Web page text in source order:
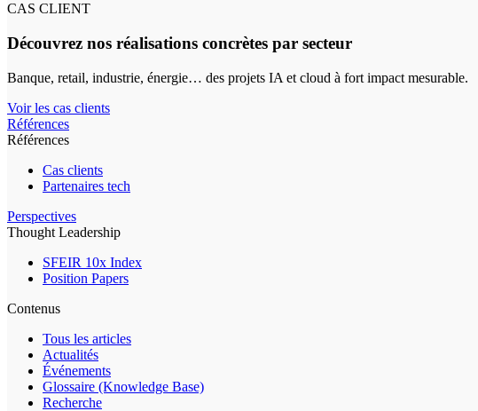
CAS CLIENT
Découvrez nos réalisations concrètes par secteur
Banque, retail, industrie, énergie… des projets IA et cloud à fort impact mesurable.
Voir les cas clients
Références
Références
Cas clients
Partenaires tech
Perspectives
Thought Leadership
SFEIR 10x Index
Position Papers
Contenus
Tous les articles
Actualités
Événements
Glossaire (Knowledge Base)
Recherche